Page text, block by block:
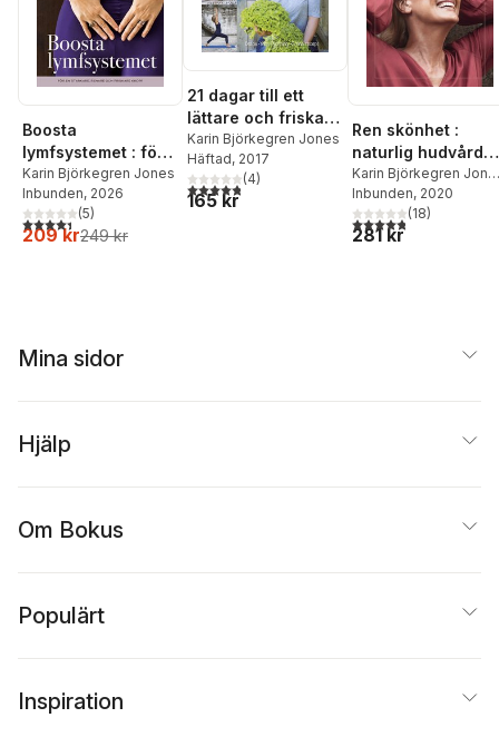
Boosta
lymfsystemet : för
en starkare, renare
och friskare kropp
Karin Björkegren Jones
Inbunden, 2026
4,4utav 5 stjärnor. Totalt antal röster:
(5)
209 kr249 kr
21 dagar till ett
lättare och friskare
liv
Karin Björkegren Jones
Häftad, 2017
4,8utav 5 stjärnor. Totalt antal röster:
(4)
165 kr
Ren skönhet :
naturlig hudvård
från växtriket
Karin Björkegren
Lena Losciale
Inbunden, 2020
4,8utav 5 stjärnor.
(18)
281 kr
Mina sidor
Hjälp
Om Bokus
Populärt
Inspiration